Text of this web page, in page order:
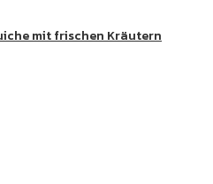
mit frischen Kräutern